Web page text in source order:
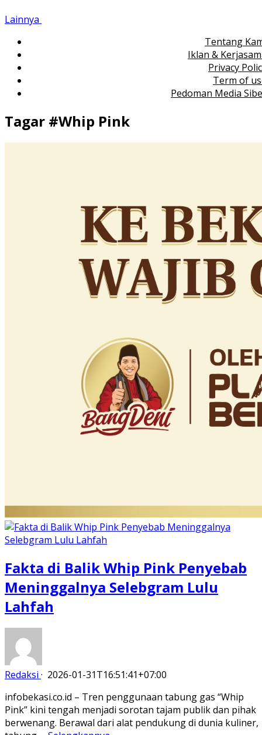
Lainnya
Tentang
Iklan &
Privacy
Term of
Pedoman Media
Tagar #Whip Pink
Fakta di Balik Whip Pink Penyebab
Meninggalnya Selebgram Lulu
Lahfah
Redaksi · 2026-01-31T16:51:41+07:00
infobekasi.co.id – Tren penggunaan tabung gas “Whip
Pink” kini tengah menjadi sorotan tajam publik dan pihak
berwenang. Berawal dari alat pendukung di dunia kuliner,